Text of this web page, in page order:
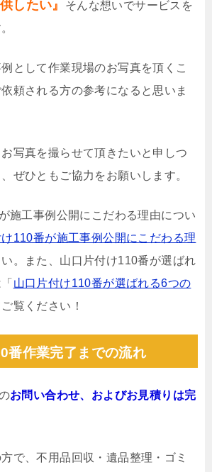
したい』
そんな想いでサービスを
として作業現場のお写真を頂くこ
頼される方の参考になると思いま
写真を撮らせて頂きたいと申しつ
ぜひともご協力をお願いします。
施工事例公開にこだわる理由につい
110番が施工事例公開にこだわる理
い。また、山口片付け110番が選ばれ
山口片付け110番が選ばれる6つの
覧ください！
番作業完了までの流れ
お問い合わせ、およびお見積りは完
で、不用品回収・遺品整理・ゴミ